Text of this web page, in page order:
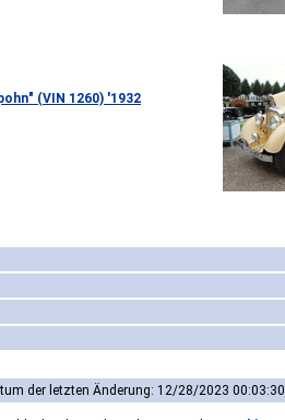
(VIN 1260) '1932
der letzten Änderung: 12/28/2023 00:03:30